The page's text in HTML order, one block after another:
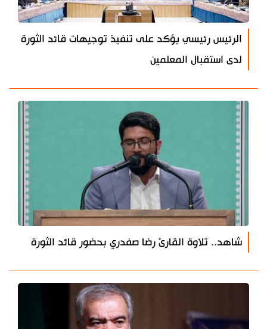
الرئيس رئيسي يؤكد على تنفيذ توجيهات قائد الثورة
لدى استقبال المعلمين
شاهد.. تلاوة القارئ رضا صفدري بحضور قائد الثورة